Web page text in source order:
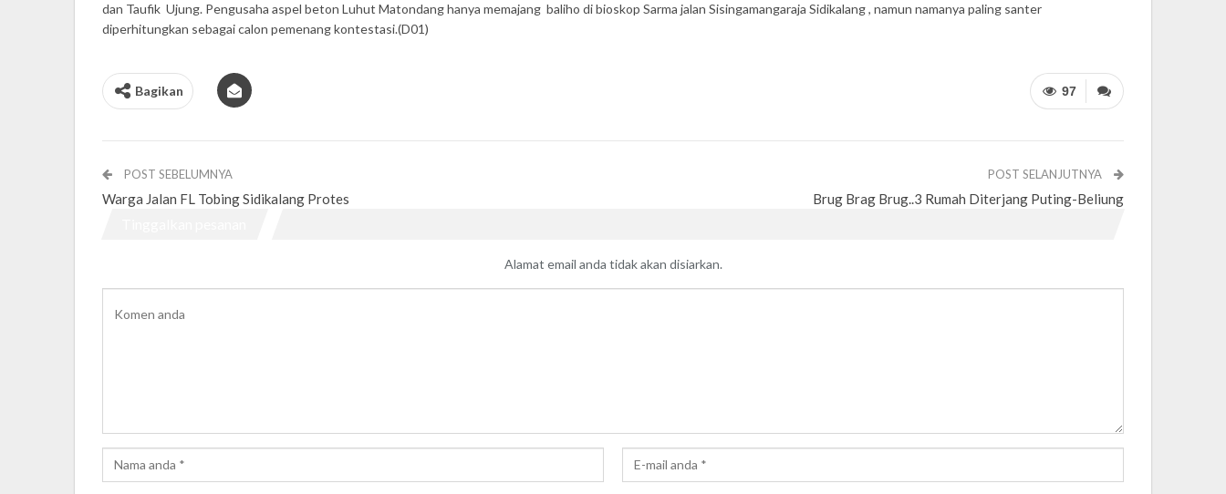
dan Taufik Ujung. Pengusaha aspel beton Luhut Matondang hanya memajang baliho di bioskop Sarma jalan Sisingamangaraja Sidikalang , namun namanya paling santer
diperhitungkan sebagai calon pemenang kontestasi.(D01)
97
Bagikan
POST SEBELUMNYA
Warga Jalan FL Tobing Sidikalang Protes
POST SELANJUTNYA
Brug Brag Brug..3 Rumah Diterjang Puting-Beliung
Alamat email anda tidak akan disiarkan.